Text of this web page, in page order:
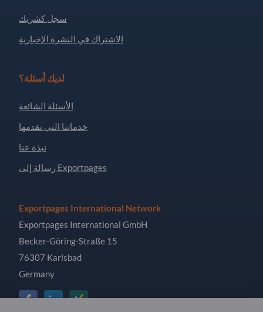
سجل كشريك
الاشتراك في النشرة الإخبارية
لديك أسئلة؟
الأسئلة الشائعة
خدماتنا التي نقدمها
نبذة عنا
رسالة إلى Exportpages
Exportpages International Network
Exportpages International GmbH
Becker-Göring-Straße 15
76307 Karlsbad
Germany